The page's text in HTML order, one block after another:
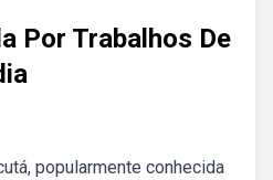
Por Trabalhos De
popularmente conhecida